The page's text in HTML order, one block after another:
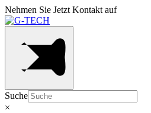
Nehmen Sie Jetzt Kontakt auf
Suche
×